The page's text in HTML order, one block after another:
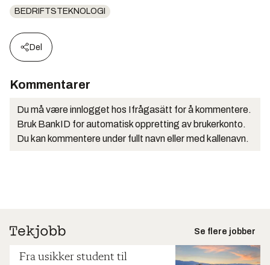
BEDRIFTSTEKNOLOGI
Del
Kommentarer
Du må være innlogget hos Ifrågasätt for å kommentere.
Bruk BankID for automatisk oppretting av brukerkonto.
Du kan kommentere under fullt navn eller med kallenavn.
Se flere jobber
Fra usikker student til